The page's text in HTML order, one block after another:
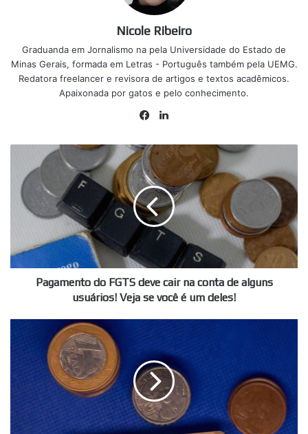
Nicole Ribeiro
Graduanda em Jornalismo na pela Universidade do Estado de
Minas Gerais, formada em Letras - Português também pela UEMG.
Redatora freelancer e revisora de artigos e textos acadêmicos.
Apaixonada por gatos e pelo conhecimento.
Facebook
Pagamento
FGTS
cair
de
alguns
usuários!Pagamento do FGTS deve cair na conta de alguns
usuários! Veja se você é um deles!